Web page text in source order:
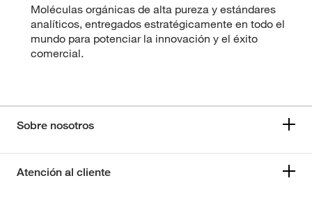
Moléculas orgánicas de alta pureza y estándares
analíticos, entregados estratégicamente en todo el
mundo para potenciar la innovación y el éxito
comercial.
Sobre nosotros
Atención al cliente